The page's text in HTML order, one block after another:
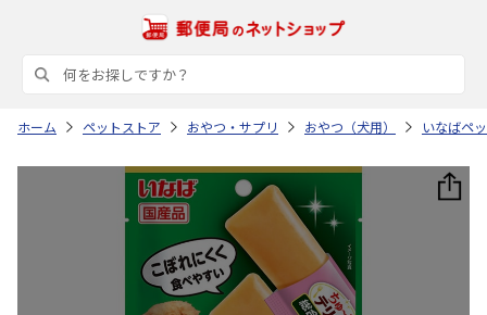
ホーム ペットストア おやつ・サプリ おやつ（犬用） いなばペ